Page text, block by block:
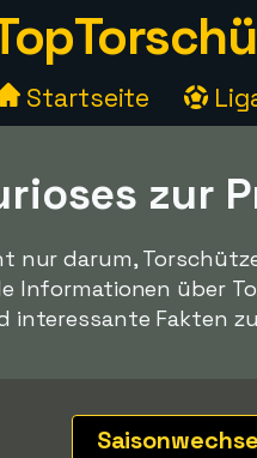
Startseite
zur
nur darum,
Informationen über
interessante Fakten